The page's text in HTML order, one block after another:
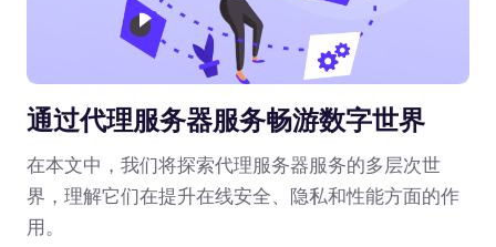
通过代理服务器服务畅游数字世界
在本文中，我们将探索代理服务器服务的多层次世
界，理解它们在提升在线安全、隐私和性能方面的作
用。